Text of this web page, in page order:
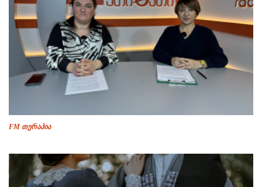
FM თერაპია